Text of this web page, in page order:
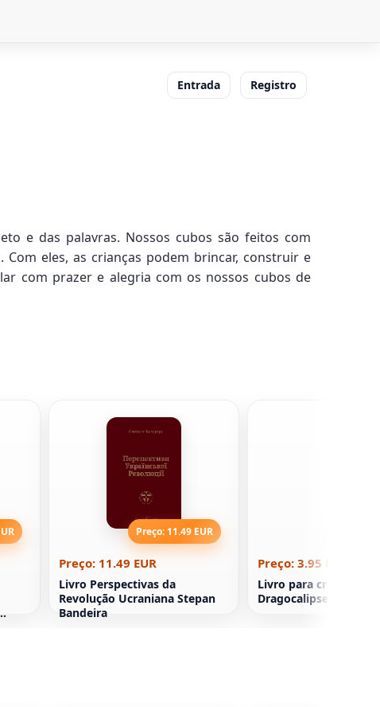
Entrada Registro
e das palavras. Nossos cubos são feitos com
eles, as crianças podem brincar, construir e
com prazer e alegria com os nossos cubos de
Preço: 11.49 EUR
Preço: 11.49 EUR
Livro Perspectivas da
Revolução Ucraniana Stepan
Bandeira
Preço: 3.95 EUR
Livro para crianças
Dragocalipse